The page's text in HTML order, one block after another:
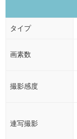
タイプ
画素数
撮影感度
連写撮影